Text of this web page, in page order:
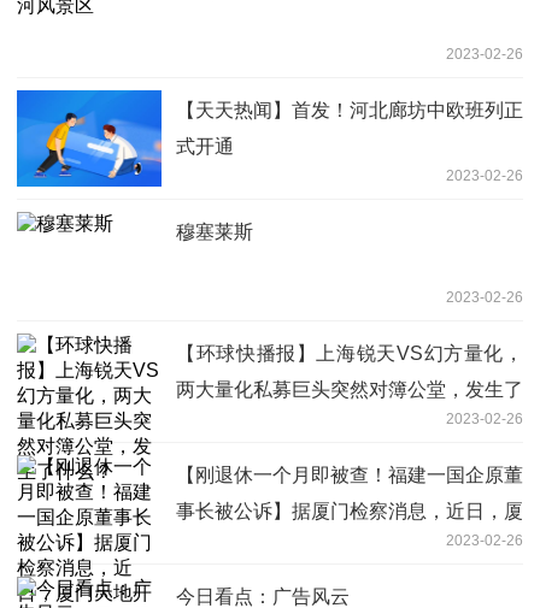
2023-02-26
【天天热闻】首发！河北廊坊中欧班列正
式开通
2023-02-26
穆塞莱斯
2023-02-26
【环球快播报】上海锐天VS幻方量化，
两大量化私募巨头突然对簿公堂，发生了
2023-02-26
【刚退休一个月即被查！福建一国企原董
事长被公诉】据厦门检察消息，近日，厦
门天地开发建设集团有限公司原党委书
记、董事长蔡寿飞涉嫌受贿一案，由厦门
2023-02-26
今日看点：广告风云